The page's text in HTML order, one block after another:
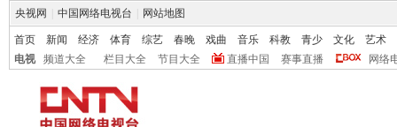
央视网 中国网络电视台 网站地图
首页 新闻 经济 体育 综艺 春晚 戏曲 音乐 科教 青少 文化
艺术
电视
频道大全 栏目大全 节目大全 直播中国 赛事直播 网络